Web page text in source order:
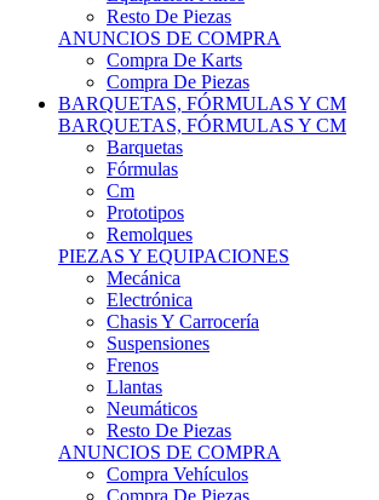
Resto De Piezas
ANUNCIOS DE COMPRA
Compra De Karts
Compra De Piezas
BARQUETAS, FÓRMULAS Y CM
BARQUETAS, FÓRMULAS Y CM
Barquetas
Fórmulas
Cm
Prototipos
Remolques
PIEZAS Y EQUIPACIONES
Mecánica
Electrónica
Chasis Y Carrocería
Suspensiones
Frenos
Llantas
Neumáticos
Resto De Piezas
ANUNCIOS DE COMPRA
Compra Vehículos
Compra De Piezas